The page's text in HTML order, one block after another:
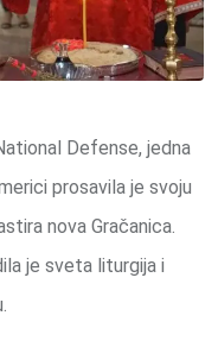
Defense, jedna
prosavila je svoju
nova Gračanica.
je sveta liturgija i